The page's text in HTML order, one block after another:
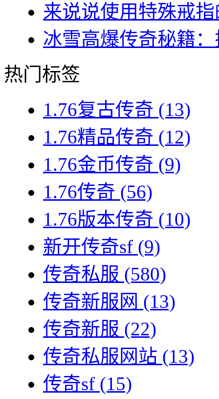
来说说使用特殊戒
冰雪高爆传奇秘籍
热门标签
1.76复古传奇 (13)
1.76精品传奇 (12)
1.76金币传奇 (9)
1.76传奇 (56)
1.76版本传奇 (10)
新开传奇sf (9)
传奇私服 (580)
传奇新服网 (13)
传奇新服 (22)
传奇私服网站 (13)
传奇sf (15)